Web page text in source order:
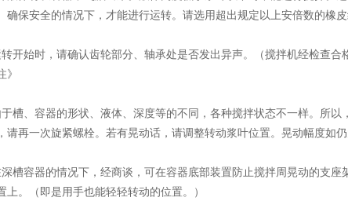
确保安全的情况下，才能进行运转。请选用超出规定以上安倍数的橡皮
始时，请确认齿轮部分、轴承处是否发出异声。（搅拌机经检查合
》
、容器的形状、液体、深度等的不同，各种搅拌状态不一样。所以
请再一次旋紧螺栓。若有晃动话，请调整转动浆叶位置。晃动幅度如仍
容器的情况下，经商谈，可在容器底部装置防止搅拌周晃动的支座
上。（即是用手也能轻轻转动的位置。）